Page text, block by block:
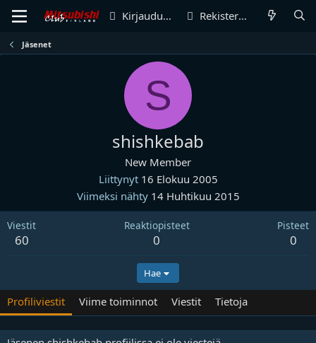
Kirjaudu sisään Rekisteröidy
Jäsenet
S
shishkebab
New Member
Liittynyt 16 Elokuu 2005
Viimeksi nähty 14 Huhtikuu 2015
Viestit
60
Reaktiopisteet
0
Pisteet
0
Hae
Profiliviestit Viime toiminnot Viestit Tietoja